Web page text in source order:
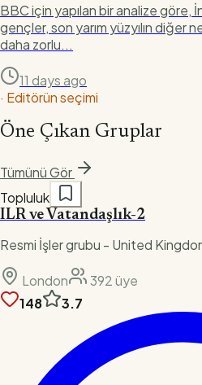
BBC için yapılan bir analize
gençler, son yarım yüzyılın diğer
daha zorlu...
11 days ago
· Editörün seçimi
Öne Çıkan Gruplar
Tümünü Gör
Topluluk
ILR ve Vatandaşlık-2
Resmi İşler grubu - United
London 392üye
148
3.7